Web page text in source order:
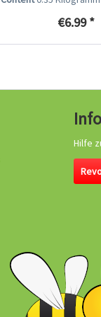
€6.99 *
Hilfe